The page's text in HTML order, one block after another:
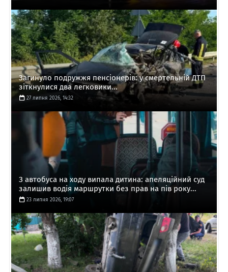
Загинуло подружжя пенсіонерів: у смертельній ДТП
зіткнулися два легковики...
27 липня 2026, 14:32
З автобуса на ходу випала дитина: апеляційний суд
залишив водія маршрутки без прав на пів року...
23 липня 2026, 19:07